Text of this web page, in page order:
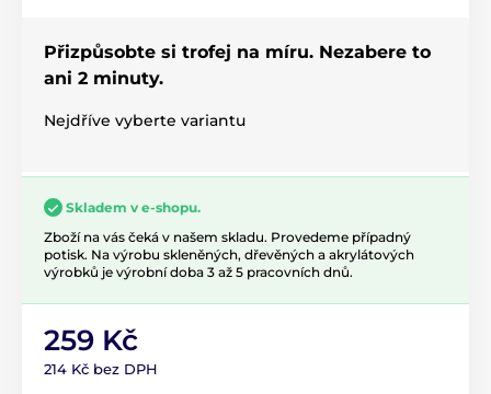
Přizpůsobte si trofej na míru. Nezabere to
ani 2 minuty.
Nejdříve vyberte variantu
Skladem v e-shopu.
Zboží na vás čeká v našem skladu. Provedeme případný
potisk. Na výrobu skleněných, dřevěných a akrylátových
výrobků je výrobní doba 3 až 5 pracovních dnů.
259 Kč
214 Kč bez DPH